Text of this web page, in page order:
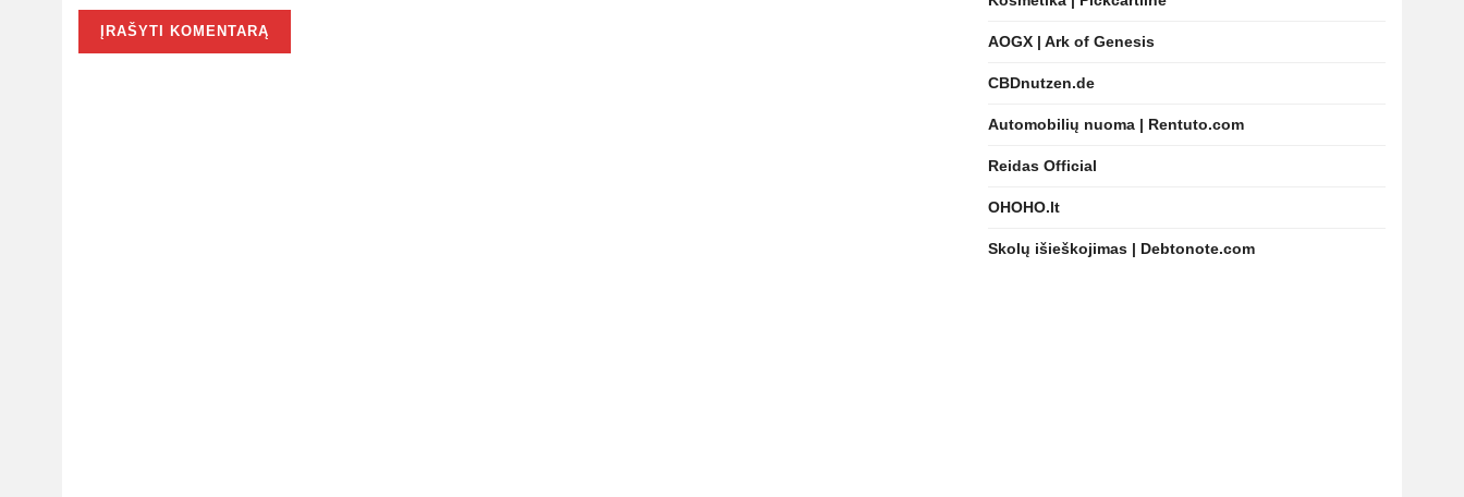
AOGX | Ark of Genesis
CBDnutzen.de
Automobilių nuoma | Rentuto.com
Reidas Official
OHOHO.lt
Skolų išieškojimas | Debtonote.com